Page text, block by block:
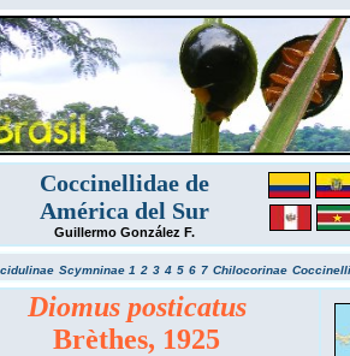
Coccinellidae de
América del Sur
Guillermo González F.
Scymninae 1 2 3 4 5 6 7 Chilocorinae
Diomus posticatus
Brèthes, 1925